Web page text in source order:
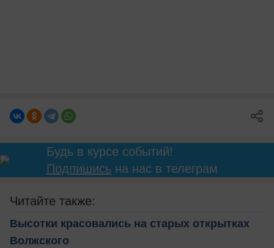
Будь в курсе событий!
Подпишисьна нас в телеграм
Читайте также:
Высотки красовались на старых открытках
Волжского